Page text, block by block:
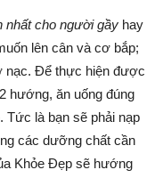
nhất cho người gầy hay
lên cân và cơ bắp;
nạc. Để thực hiện được
hướng, ăn uống đúng
Tức là bạn sẽ phải nạp
các dưỡng chất cần
Khỏe Đẹp sẽ hướng